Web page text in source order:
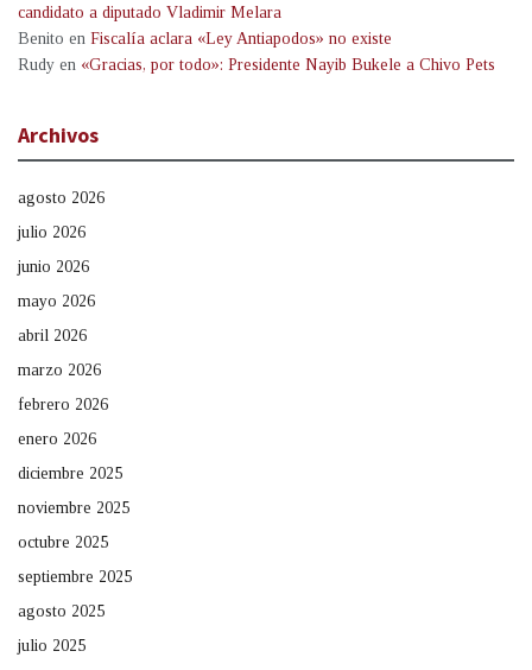
candidato a diputado Vladimir Melara
Benito en Fiscalía aclara «Ley Antiapodos» no existe
Rudy en «Gracias, por todo»: Presidente Nayib Bukele a Chivo Pets
Archivos
agosto 2026
julio 2026
junio 2026
mayo 2026
abril 2026
marzo 2026
febrero 2026
enero 2026
diciembre 2025
noviembre 2025
octubre 2025
septiembre 2025
agosto 2025
julio 2025